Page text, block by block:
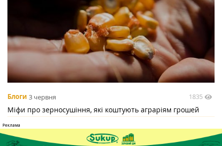
Блоги 3 червня 1835
Міфи про зерносушіння, які коштують аграріям грошей